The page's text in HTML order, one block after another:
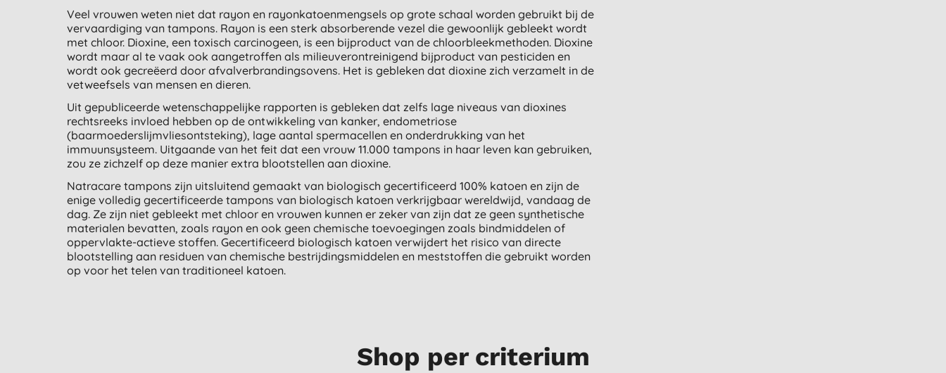
Veel vrouwen weten niet dat rayon en rayonkatoenmengsels op grote schaal worden gebruikt bij de
vervaardiging van tampons. Rayon is een sterk absorberende vezel die gewoonlijk gebleekt wordt
met chloor. Dioxine, een toxisch carcinogeen, is een bijproduct van de chloorbleekmethoden. Dioxine
wordt maar al te vaak ook aangetroffen als milieuverontreinigend bijproduct van pesticiden en
wordt ook gecreëerd door afvalverbrandingsovens. Het is gebleken dat dioxine zich verzamelt in de
vetweefsels van mensen en dieren.
Uit gepubliceerde wetenschappelijke rapporten is gebleken dat zelfs lage niveaus van dioxines
rechtsreeks invloed hebben op de ontwikkeling van kanker, endometriose
(baarmoederslijmvliesontsteking), lage aantal spermacellen en onderdrukking van het
immuunsysteem. Uitgaande van het feit dat een vrouw 11.000 tampons in haar leven kan gebruiken,
zou ze zichzelf op deze manier extra blootstellen aan dioxine.
Natracare tampons zijn uitsluitend gemaakt van biologisch gecertificeerd 100% katoen en zijn de
enige volledig gecertificeerde tampons van biologisch katoen verkrijgbaar wereldwijd, vandaag de
dag. Ze zijn niet gebleekt met chloor en vrouwen kunnen er zeker van zijn dat ze geen synthetische
materialen bevatten, zoals rayon en ook geen chemische toevoegingen zoals bindmiddelen of
oppervlakte-actieve stoffen. Gecertificeerd biologisch katoen verwijdert het risico van directe
blootstelling aan residuen van chemische bestrijdingsmiddelen en meststoffen die gebruikt worden
op voor het telen van traditioneel katoen.
Shop per criterium